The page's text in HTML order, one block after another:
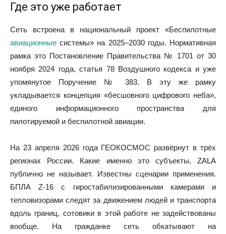
Где это уже работает
Сеть встроена в национальный проект «Беспилотные
авиационные системы» на 2025–2030 годы. Нормативная
рамка это Постановление Правительства № 1701 от 30
ноября 2024 года, статья 78 Воздушного кодекса и уже
упомянутое Поручение № 383. В эту же рамку
укладывается концепция «бесшовного цифрового неба»,
единого информационного пространства для
пилотируемой и беспилотной авиации.
На 23 апреля 2026 года ГЕОКОСМОС развёрнут в трёх
регионах России. Какие именно это субъекты, ZALA
публично не называет. Известны сценарии применения.
БПЛА Z-16 с гиростабилизированными камерами и
тепловизорами следят за движением людей и транспорта
вдоль границ, сотовики в этой работе не задействованы
вообще. На гражданке сеть обкатывают на